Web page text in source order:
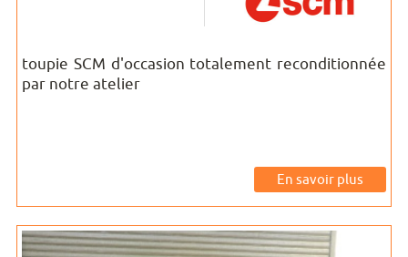
toupie SCM d'occasion totalement reconditionnée
par notre atelier
En savoir plus